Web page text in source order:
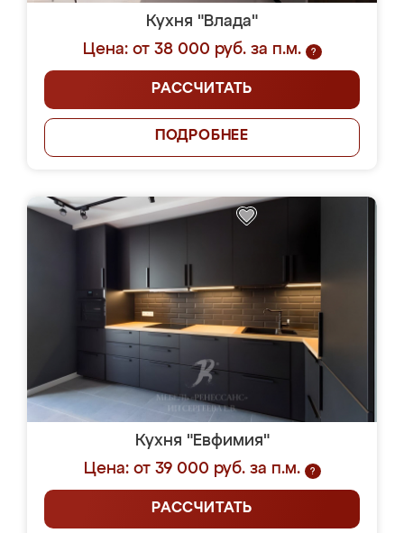
Кухня "Влада"
Цена: от 38 000 руб. за п.м.
?
РАССЧИТАТЬ
ПОДРОБНЕЕ
Кухня "Евфимия"
Цена: от 39 000 руб. за п.м.
?
РАССЧИТАТЬ